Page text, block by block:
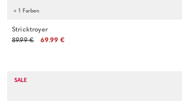
+ 1 Farben
Stricktroyer
89.99 €
69.99 €
SALE